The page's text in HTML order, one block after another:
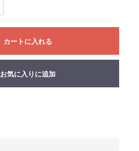
カートに入れる
お気に入りに追加